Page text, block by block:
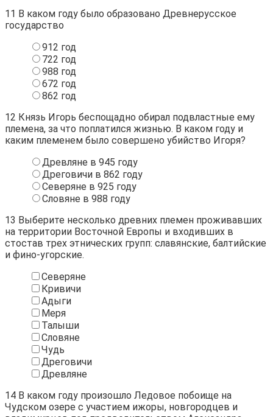
11 В каком году было образовано Древнерусское
государство
912 год
722 год
988 год
672 год
862 год
12 Князь Игорь беспощадно обирал подвластные ему
племена, за что поплатился жизнью. В каком году и
каким племенем было совершено убийство Игоря?
Древляне в 945 году
Дреговичи в 862 году
Северяне в 925 году
Словяне в 988 году
13 Выберите несколько древних племен проживавших
на территории Восточной Европы и входивших в
стостав трех этнических групп: славянские, балтийские
и фино-угорские.
Северяне
Кривичи
Адыги
Меря
Талыши
Словяне
Чудь
Дреговичи
Древляне
14 В каком году произошло Ледовое побоище на
Чудском озере с участием ижоры, новгородцев и